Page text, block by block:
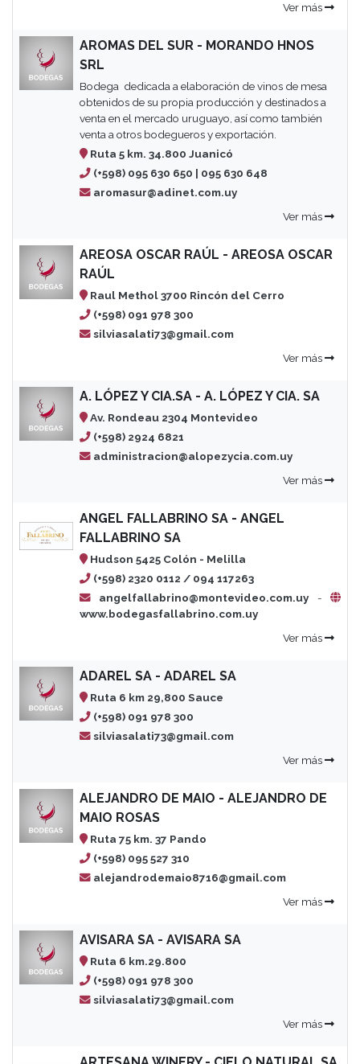
Ver más
AROMAS DEL SUR - MORANDO HNOS
SRL
Bodega dedicada a elaboración de vinos de mesa
obtenidos de su propia producción y destinados a
venta en el mercado uruguayo, así como también
venta a otros bodegueros y exportación.
Ruta 5 km. 34.800 Juanicó
(+598) 095 630 650 | 095 630 648
aromasur@adinet.com.uy
Ver más
AREOSA OSCAR RAÚL - AREOSA OSCAR
RAÚL
Raul Methol 3700 Rincón del Cerro
(+598) 091 978 300
silviasalati73@gmail.com
Ver más
A. LÓPEZ Y CIA.SA - A. LÓPEZ Y CIA. SA
Av. Rondeau 2304 Montevideo
(+598) 2924 6821
administracion@alopezycia.com.uy
Ver más
ANGEL FALLABRINO SA - ANGEL
FALLABRINO SA
Hudson 5425 Colón - Melilla
(+598) 2320 0112 / 094 117263
angelfallabrino@montevideo.com.uy-
www.bodegasfallabrino.com.uy
Ver más
ADAREL SA - ADAREL SA
Ruta 6 km 29,800 Sauce
(+598) 091 978 300
silviasalati73@gmail.com
Ver más
ALEJANDRO DE MAIO - ALEJANDRO DE
MAIO ROSAS
Ruta 75 km. 37 Pando
(+598) 095 527 310
alejandrodemaio8716@gmail.com
Ver más
AVISARA SA - AVISARA SA
Ruta 6 km.29.800
(+598) 091 978 300
silviasalati73@gmail.com
Ver más